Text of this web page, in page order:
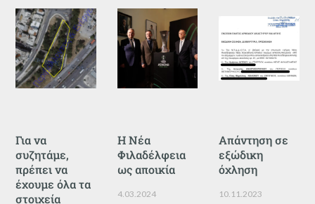
Για να
συζητάμε,
πρέπει να
έχουμε όλα τα
στοιχεία
Η Νέα
Φιλαδέλφεια
ως αποικία
4.03.2024
Απάντηση σε
εξώδικη
όχληση
10.11.2023